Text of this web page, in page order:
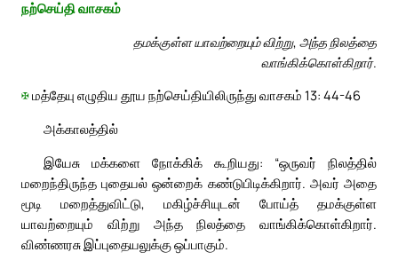
நற்செய்தி வாசகம்
தமக்குள்ள யாவற்றையும் விற்று, அந்த நிலத்தை
வாங்கிக்கொள்கிறார்.
✠மத்தேயு எழுதிய தூய நற்செய்தியிலிருந்து வாசகம் 13: 44-46
அக்காலத்தில்
இயேசு மக்களை நோக்கிக் கூறியது: “ஒருவர் நிலத்தில்
மறைந்திருந்த புதையல் ஒன்றைக் கண்டுபிடிக்கிறார். அவர் அதை
மூடி மறைத்துவிட்டு, மகிழ்ச்சியுடன் போய்த் தமக்குள்ள
யாவற்றையும் விற்று அந்த நிலத்தை வாங்கிக்கொள்கிறார்.
விண்ணரசு இப்புதையலுக்கு ஒப்பாகும்.